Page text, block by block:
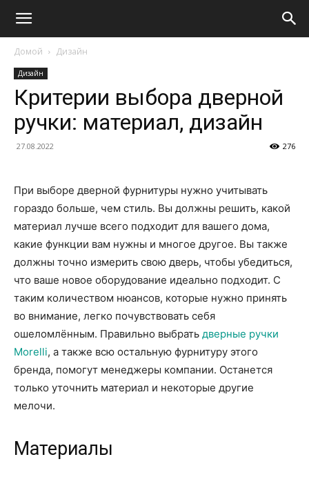
Домой Дизайн
Дизайн
Критерии выбора дверной
ручки: материал, дизайн
27.08.2022 276
При выборе дверной фурнитуры нужно учитывать
гораздо больше, чем стиль. Вы должны решить, какой
материал лучше всего подходит для вашего дома,
какие функции вам нужны и многое другое. Вы также
должны точно измерить свою дверь, чтобы убедиться,
что ваше новое оборудование идеально подходит. С
таким количеством нюансов, которые нужно принять
во внимание, легко почувствовать себя
ошеломлённым. Правильно выбрать дверные ручки
Morelli, а также всю остальную фурнитуру этого
бренда, помогут менеджеры компании. Останется
только уточнить материал и некоторые другие
мелочи.
Материалы